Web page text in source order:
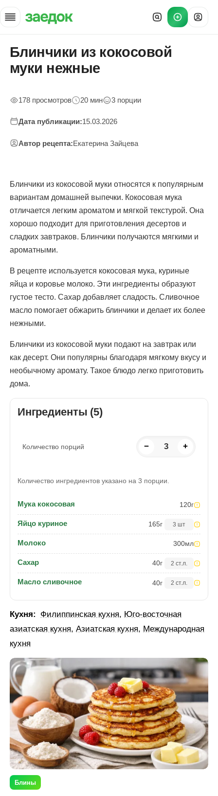
Главная
»
Рецепты
Блинчики из кокосовой
муки нежные
178 просмотров 20 мин 3 порции
Дата публикации:15.03.2026
Автор рецепта:Екатерина Зайцева
Блинчики из кокосовой муки относятся к популярным
вариантам домашней выпечки. Кокосовая мука
отличается легким ароматом и мягкой текстурой. Она
хорошо подходит для приготовления десертов и
сладких завтраков. Блинчики получаются мягкими и
ароматными.
В рецепте используется кокосовая мука, куриные
яйца и коровье молоко. Эти ингредиенты образуют
густое тесто. Сахар добавляет сладость. Сливочное
масло помогает обжарить блинчики и делает их более
нежными.
Блинчики из кокосовой муки подают на завтрак или
как десерт. Они популярны благодаря мягкому вкусу и
необычному аромату. Такое блюдо легко приготовить
дома.
Ингредиенты (5)
Количество порций − 3 +
Количество ингредиентов указано на 3 порции.
Мука кокосовая 120г
Яйцо куриное 165г 3 шт
Молоко 300мл
Сахар 40г 2 ст.л.
Масло сливочное 40г 2 ст.л.
Кухня: Филиппинская кухня, Юго-восточная
азиатская кухня, Азиатская кухня, Международная
кухня
Блины